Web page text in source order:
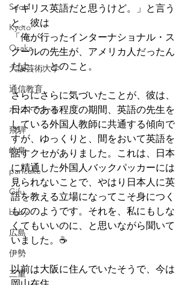
Seoul
Kyoto
Osaka
大阪芸術大学
通信教育
ホットケーキ
飛騨
岐阜
pancake
Gifu
baby
広島
伊勢
三重
イギリス英語だと思うけど。」と言う
と、彼は
「俺が行ったインターナショナル・ス
クールの先生が、アメリカ人だったん
だよ。」とのこと。
さらにさらに気づいたことが、彼は、
日本である程度の期間、英語の先生を
している外国人教師に共通する傾向で
すが、ゆっくりと、間をおいて英語を
話すクセがありました。これは、日本
に精通した外国人バックパッカーには
見られないことで、やはり日本人に英
語を教える立場になってこそ身につく
もののようです。それを、私にもしな
くてもいいのに、と思いながら聞いて
いました。☕
以前は大阪に住んでいたそうで、今は